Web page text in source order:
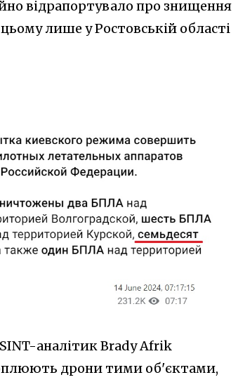
відрапортувало про знищення
лише у Ростовській області
аналітик Brady Afrik
дрони тими об'єктами,